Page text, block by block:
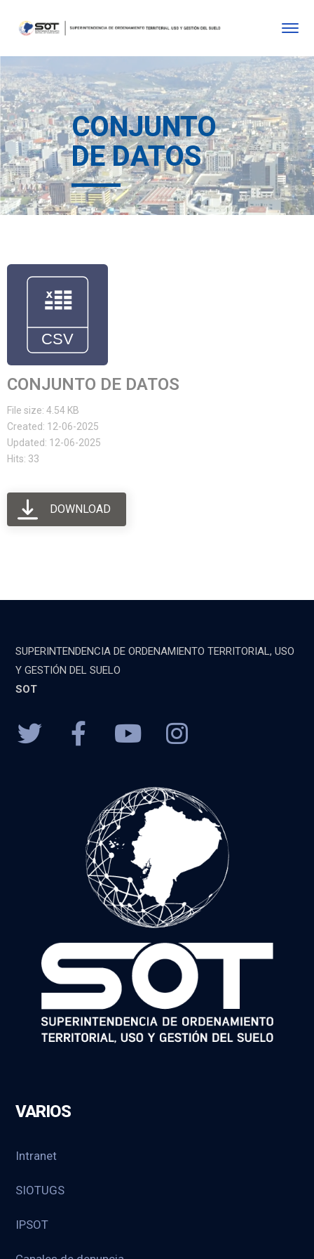
CONJUNTO
DE DATOS
CONJUNTO DE DATOS
File size: 4.54 KB
Created: 12-06-2025
Updated: 12-06-2025
Hits: 33
DOWNLOAD
SUPERINTENDENCIA DE ORDENAMIENTO TERRITORIAL, USO
Y GESTIÓN DEL SUELO
SOT
VARIOS
Intranet
SIOTUGS
IPSOT